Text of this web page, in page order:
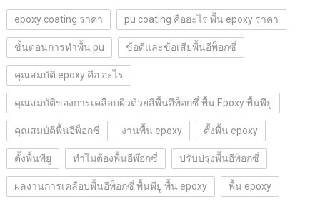
epoxy coating ราคา pu coating คืออะไร พื้น epoxy ราคา
ขั้นตอนการทำพื้น pu ข้อดีและข้อเสียพื้นอีพ็อกซี่
คุณสมบัติ epoxy คือ อะไร
คุณสมบัติของการเคลือบผิวด้วยสีพื้นอีพ็อกซี่ พื้น Epoxy พื้นพียู
คุณสมบัติพื้นอีพ็อกซี่ งานพื้น epoxy ตั้งพื้น epoxy
ตั้งพื้นพียู ทำไมต้องพื้นอีพ๊อกซี่ ปรับปรุงพื้นอีพ็อกซี่
ผลงานการเคลือบพื้นอีพ็อกซี่ พื้นพียู พื้น epoxy พื้น epoxy